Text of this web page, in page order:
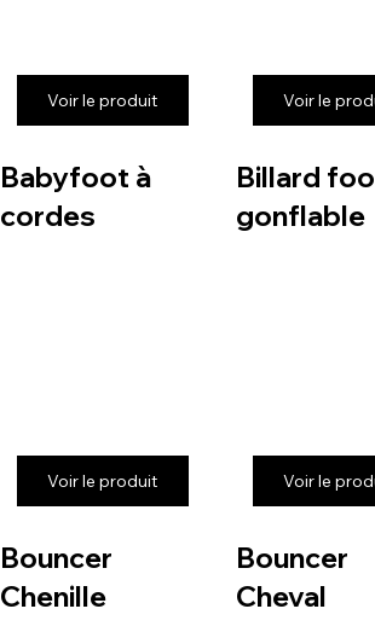
Voir le produit Voir le
Babyfoot à
cordes
Voir le produit
Billard
gonflable
Voir le
Bouncer
Chenille
Bouncer
Cheval